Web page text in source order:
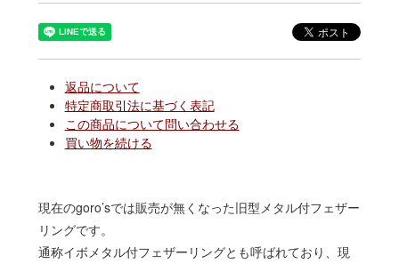
返品について
特定商取引法に基づく表記
この商品について問い合わせる
買い物を続ける
現在のgoro’sでは販売が無くなった旧型メタル付フェザー
リングです。
通称イボメタル付フェザーリングとも呼ばれており、現